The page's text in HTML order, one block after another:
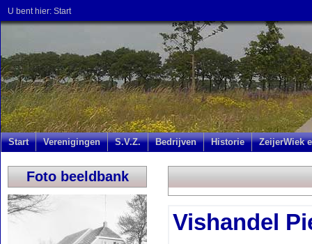
U bent hier: Start
Start Verenigingen S.V.Z. Bedrijven Historie ZeijerWiek
Foto beeldbank
Vishandel